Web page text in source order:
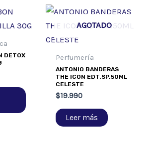
DETOX
AGOTADO
Perfumería
ANTONIO BANDERAS
THE ICON EDT.SP.50ML
CELESTE
$19.990
Leer más